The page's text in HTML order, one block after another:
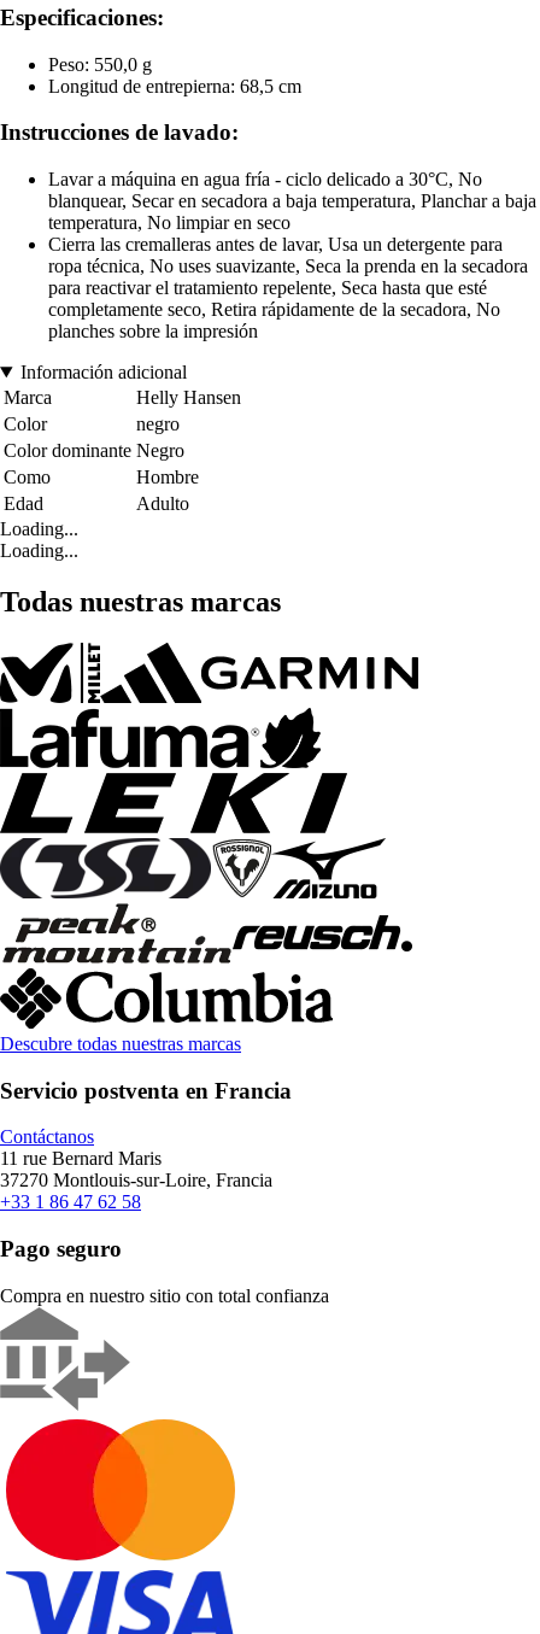
Especificaciones:
Peso: 550,0 g
Longitud de entrepierna: 68,5 cm
Instrucciones de lavado:
Lavar a máquina en agua fría - ciclo delicado a 30°C, No
blanquear, Secar en secadora a baja temperatura, Planchar a baja
temperatura, No limpiar en seco
Cierra las cremalleras antes de lavar, Usa un detergente para
ropa técnica, No uses suavizante, Seca la prenda en la secadora
para reactivar el tratamiento repelente, Seca hasta que esté
completamente seco, Retira rápidamente de la secadora, No
planches sobre la impresión
Información adicional
Marca
Helly Hansen
Color
negro
Color dominante Negro
Como
Hombre
Edad
Adulto
Loading...
Loading...
Todas nuestras marcas
Descubre todas nuestras marcas
Servicio postventa en Francia
Contáctanos
11 rue Bernard Maris
37270 Montlouis-sur-Loire, Francia
+33 1 86 47 62 58
Pago seguro
Compra en nuestro sitio con total confianza